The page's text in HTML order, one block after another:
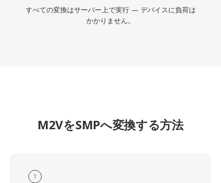
すべての変換はサーバー上で実行 — デバイスに負荷は
かかりません。
M2VをSMPへ変換する方法
1